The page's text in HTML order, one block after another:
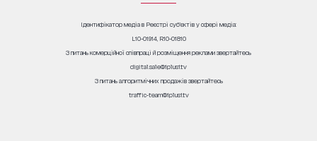
Ідентифікатор медіа в Реєстрі суб’єктів у сфері медіа:
L10-01914, R10-01810
З питань комерційної співпраці й розміщення реклами звертайтесь
digital.sale@1plus1.tv
З питань алгоритмічних продажів звертайтесь
traffic-team@1plus1.tv